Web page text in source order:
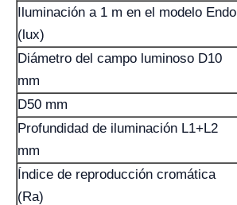
Iluminación a 1 m en el modelo Endo
(lux)
Diámetro del campo luminoso D10
mm
D50 mm
Profundidad de iluminación L1+L2
mm
Índice de reproducción cromática
(Ra)